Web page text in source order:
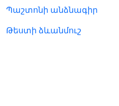
Պաշտոնի անձնագիր
Թեստի ձևանմուշ